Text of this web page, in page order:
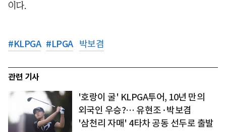
이다.
#KLPGA #LPGA 박보겸
관련 기사
'호랑이 굴' KLPGA투어, 10년 만의
외국인 우승?… 유현조·박보겸
'삼천리 자매' 4타차 공동 선두로 출발